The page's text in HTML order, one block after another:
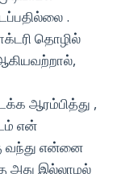
.
தொழில்
ஆரம்பித்து ,
என்
வந்து என்னை
அது இல்லாமல்